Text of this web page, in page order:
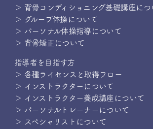
＞ 背骨コンディショニング基礎講座につ
＞ グループ体操について
＞ パーソナル体操指導について
＞ 背骨矯正について
指導者を目指す方
＞ 各種ライセンスと取得フロー
＞ インストラクターについて
＞ インストラクター養成講座について
＞ パーソナルトレーナーについて
＞ スペシャリストについて